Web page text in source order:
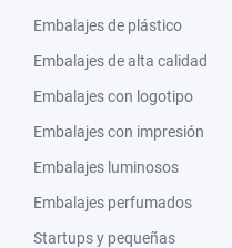
Embalajes de plástico
Embalajes de alta calidad
Embalajes con logotipo
Embalajes con impresión
Embalajes luminosos
Embalajes perfumados
Startups y pequeñas